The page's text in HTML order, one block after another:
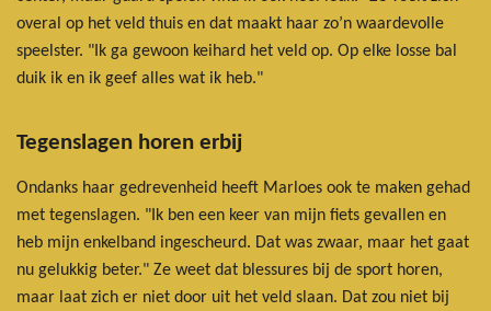
overal op het veld thuis en dat maakt haar zo’n waardevolle
speelster. "Ik ga gewoon keihard het veld op. Op elke losse bal
duik ik en ik geef alles wat ik heb."
Tegenslagen horen erbij
Ondanks haar gedrevenheid heeft Marloes ook te maken gehad
met tegenslagen. "Ik ben een keer van mijn fiets gevallen en
heb mijn enkelband ingescheurd. Dat was zwaar, maar het gaat
nu gelukkig beter." Ze weet dat blessures bij de sport horen,
maar laat zich er niet door uit het veld slaan. Dat zou niet bij